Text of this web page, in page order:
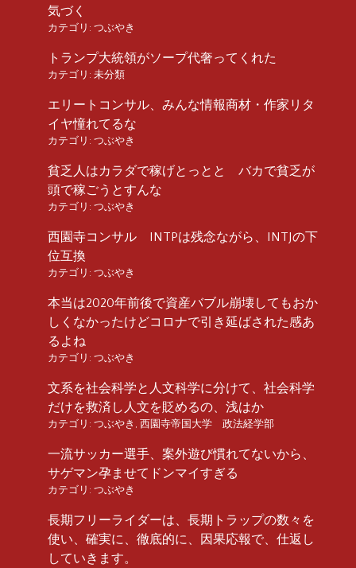
気づく
カテゴリ: つぶやき
トランプ大統領がソープ代奢ってくれた
カテゴリ: 未分類
エリートコンサル、みんな情報商材・作家リタ
イヤ憧れてるな
カテゴリ: つぶやき
貧乏人はカラダで稼げとっとと バカで貧乏が
頭で稼ごうとすんな
カテゴリ: つぶやき
西園寺コンサル INTPは残念ながら、INTJの下
位互換
カテゴリ: つぶやき
本当は2020年前後で資産バブル崩壊してもおか
しくなかったけどコロナで引き延ばされた感あ
るよね
カテゴリ: つぶやき
文系を社会科学と人文科学に分けて、社会科学
だけを救済し人文を貶めるの、浅はか
カテゴリ: つぶやき , 西園寺帝国大学 政法経学部
一流サッカー選手、案外遊び慣れてないから、
サゲマン孕ませてドンマイすぎる
カテゴリ: つぶやき
長期フリーライダーは、長期トラップの数々を
使い、確実に、徹底的に、因果応報で、仕返し
していきます。